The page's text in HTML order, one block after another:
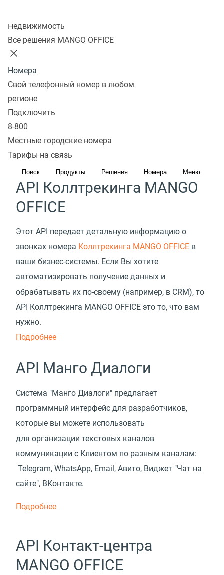
Недвижимость
Все решения MANGO OFFICE
Номера
Свой телефонный номер в любом
регионе
Подключить
8-800
Местные городские номера
Тарифы на связь
Поиск Продукты Решения Номера Меню
видов API MANGO OFFICE:
API Виртуальной АТС
Основной программный интерфейс управления
функциями
Этот API содержит методы для получения
уведомлений, начала и завершения вызова,
перевода вызова и прочее.
Подробнее
API Коллтрекинга MANGO
OFFICE
Этот API передает детальную информацию о
звонках номера Коллтрекинга MANGO OFFICE в
ваши бизнес-системы. Если Вы хотите
автоматизировать получение данных и
обрабатывать их по-своему (например, в CRM), то
API Коллтрекинга MANGO OFFICE это то, что вам
нужно.
Подробнее
API Манго Диалоги
Система "Манго Диалоги" предлагает
программный интерфейс для разработчиков,
которые вы можете использовать
для организации текстовых каналов
коммуникации с Клиентом по разным каналам:
Telegram, WhatsApp, Email, Авито, Виджет "Чат на
сайте", ВКонтакте.
Подробнее
API Контакт-центра
MANGO OFFICE